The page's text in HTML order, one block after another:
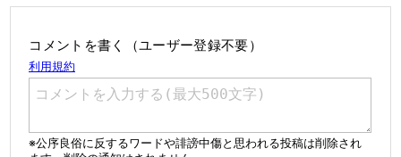
コメントを書く（ユーザー登録不要）